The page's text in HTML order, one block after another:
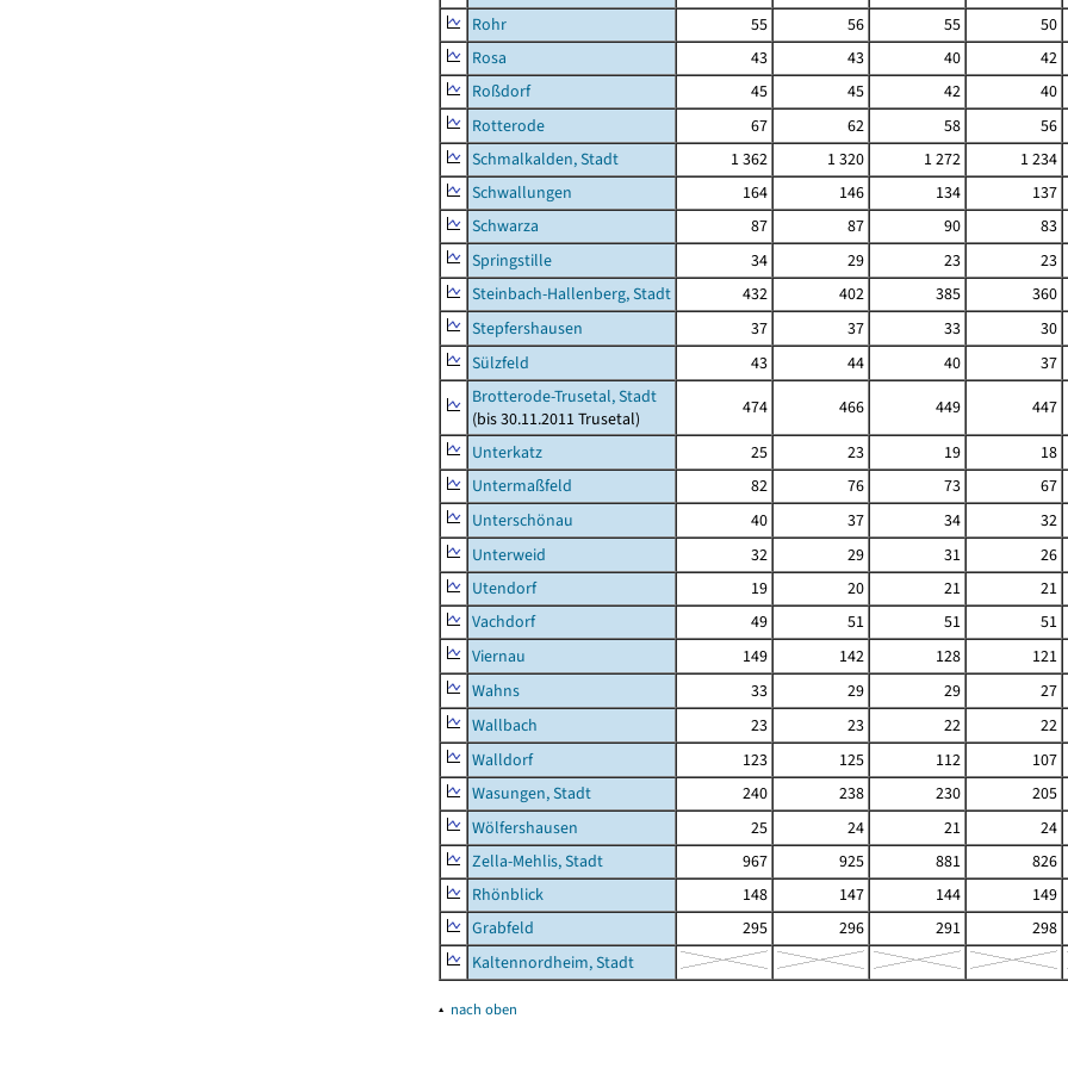
Rohr
55 56 55
50
Rosa
43 43 40
42
Roßdorf
45 45 42
40
Rotterode
67 62 58
56
Schmalkalden, Stadt
1 362 1 320 1 272
1 234
Schwallungen
164 146 134
137
Schwarza
87 87 90
83
Springstille
34 29 23
23
Steinbach-Hallenberg, Stadt
432 402 385
360
Stepfershausen
37 37 33
30
Sülzfeld
43 44 40
37
Brotterode-Trusetal, Stadt
(bis 30.11.2011 Trusetal)
474 466 449
447
Unterkatz
25 23 19
18
Untermaßfeld
82 76 73
67
Unterschönau
40 37 34
32
Unterweid
32 29 31
26
Utendorf
19 20 21
21
Vachdorf
49 51 51
51
Viernau
149 142 128
121
Wahns
33 29 29
27
Wallbach
23 23 22
22
Walldorf
123 125 112
107
Wasungen, Stadt
240 238 230
205
Wölfershausen
25 24 21
24
Zella-Mehlis, Stadt
967 925 881
826
Rhönblick
148 147 144
149
Grabfeld
295 296 291
298
Kaltennordheim, Stadt
▴ nach oben